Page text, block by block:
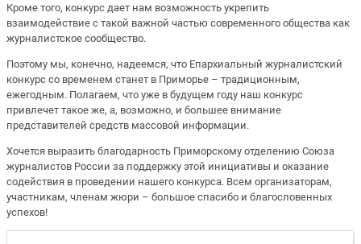
Кроме того, конкурс дает нам возможность укрепить
взаимодействие с такой важной частью современного общества как
журналистское сообщество.
Поэтому мы, конечно, надеемся, что Епархиальный журналистский
конкурс со временем станет в Приморье – традиционным,
ежегодным. Полагаем, что уже в будущем году наш конкурс
привлечет такое же, а, возможно, и большее внимание
представителей средств массовой информации.
Хочется выразить благодарность Приморскому отделению Союза
журналистов России за поддержку этой инициативы и оказание
содействия в проведении нашего конкурса. Всем организаторам,
участникам, членам жюри – большое спасибо и благословенных
успехов!